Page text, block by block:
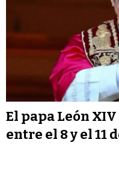
El papa León
entre el 8 y el 11